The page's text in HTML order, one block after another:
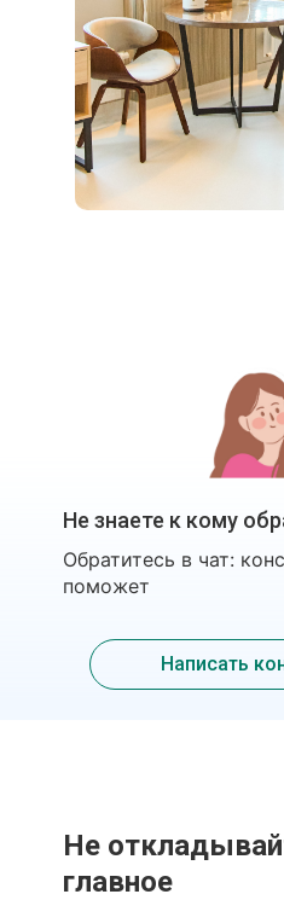
Не знаете к кому
Обратитесь в чат:
поможет
Написать
Не
главное